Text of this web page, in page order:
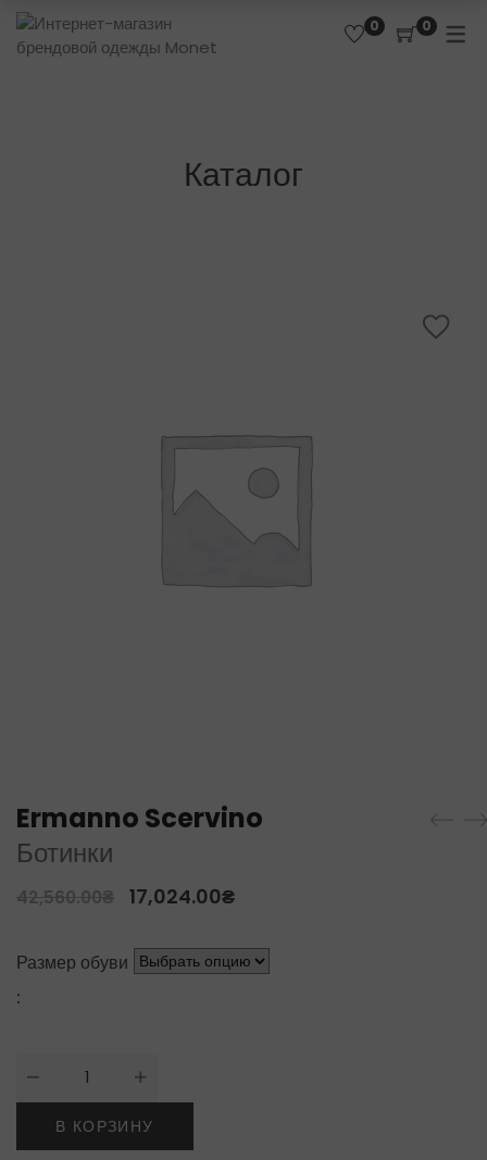
0 0
Каталог
Ermanno Scervino
Ботинки
42,560.00₴ 17,024.00₴
Размер обуви
:
Количество
товара
Ermanno
ScervinoБотинки
В КОРЗИНУ